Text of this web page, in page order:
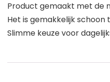
Product gemaakt met de
Het is gemakkelijk schoon
Slimme keuze voor